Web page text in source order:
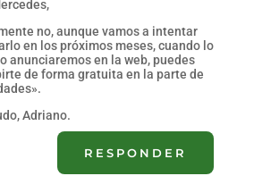
no, aunque vamos a intentar
en los próximos meses, cuando lo
anunciaremos en la web, puedes
de forma gratuita en la parte de
Adriano.
RESPONDER